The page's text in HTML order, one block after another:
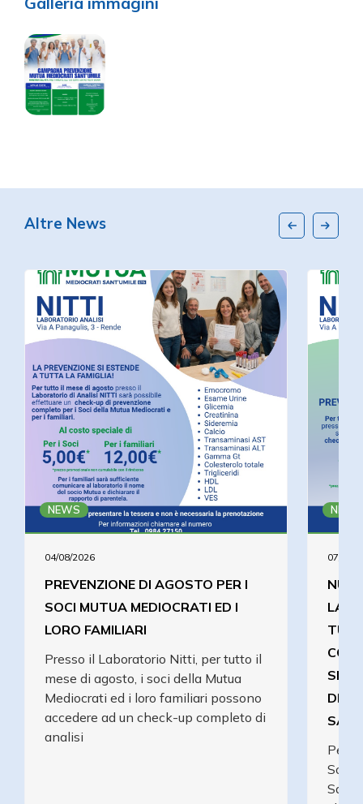
Altre News
NEWS
04/08/2026
PREVENZIONE DI AGOSTO PER I
SOCI MUTUA MEDIOCRATI ED I
LORO FAMILIARI
Presso il Laboratorio Nitti, per tutto il
mese di agosto, i soci della Mutua
Mediocrati ed i loro familiari possono
accedere ad un check-up completo di
analisi
NEWS
07/07/
Per
Soci